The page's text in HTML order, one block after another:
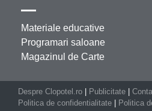
Materiale educative
Programari saloane
Magazinul de Carte
Despre Clopotel.ro Publicitate
Politica de confidentialitate
Politica